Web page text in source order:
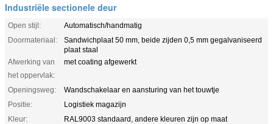
Industriële sectionele deur
Open stijl:
Automatisch/handmatig
Doormateriaal:
Sandwichplaat 50 mm, beide zijden 0,5 mm gegalvaniseerd
plaat staal
Afwerking van
het oppervlak:
met coating afgewerkt
Openingsweg:
Wandschakelaar en aansturing van het touwtje
Positie:
Logistiek magazijn
Kleur:
RAL9003 standaard, andere kleuren zijn op maat